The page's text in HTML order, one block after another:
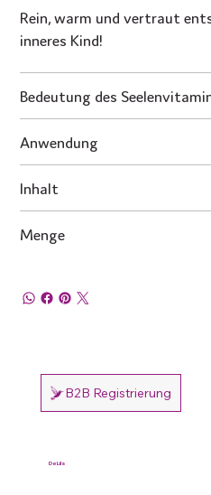
Rein, warm und vertraut
inneres Kind!
Bedeutung des
Anwendung
Inhalt
Menge
B2B Registrierung
DeLila